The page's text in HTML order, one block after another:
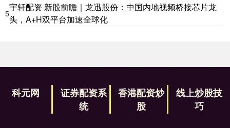
5
宇轩配资 新股前瞻｜龙迅股份：中国内地视频桥接芯片龙
头，A+H双平台加速全球化
科元网
证券配资系
统
香港配资炒
股
线上炒股技
巧